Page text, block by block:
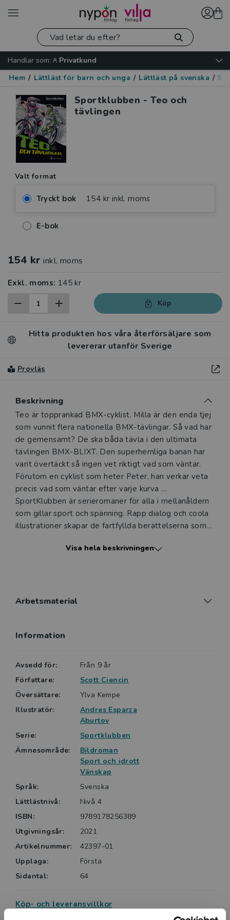
Handlar som:
Privatkund
Hem / Lättläst för barn och unga / Lättläst på svenska /
Sportklubben - Teo och
tävlingen
Valt format
Tryckt bok 154 kr inkl. moms
E-bok
154 kr inkl. moms
Exkl. moms: 145 kr
Köp
Hitta produkten hos våra återförsäljare som
levererar utanför Sverige
Provläs
Beskrivning
Beskrivning
Teo är topprankad BMX-cyklist. Milla är den enda tjej
som vunnit flera nationella BMX-tävlingar. Så vad har
de gemensamt? De ska båda tävla i den ultimata
tävlingen BMX-BLIXT. Den superhemliga banan har
varit övertäckt så ingen vet riktigt vad som väntar.
Förutom en cyklist som heter Peter, han verkar veta
precis vad som väntar efter varje kurva …
SportKlubben är serieromaner för alla i mellanåldern
som gillar sport och spänning. Rapp dialog och coola
illustrationer skapar de fartfyllda berättelserna som
historia inleds med en presentation av
med bra driv och högt tempo. Böcker att älska och
Blitz.
som Daisy.
Visa hela beskrivningen
Arbetsmaterial
Information
Avsedd för:
Från 9 år
Författare:
Scott Ciencin
Översättare:
Ylva Kempe
Illustratör:
Andres Esparza
Aburtov
Serie:
Sportklubben
Ämnesområde:
Bildroman
Sport och idrott
Vänskap
Språk:
Svenska
Lättlästnivå:
Nivå 4
ISBN:
9789178256389
Utgivningsår:
2021
Artikelnummer:
42397-01
Upplaga:
Första
Sidantal:
64
Köp- och leveransvillkor